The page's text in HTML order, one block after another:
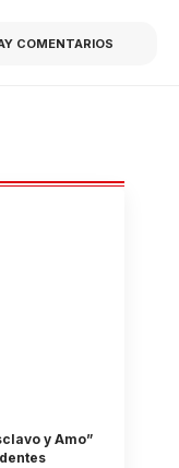
COMENTARIOS
y Amo”